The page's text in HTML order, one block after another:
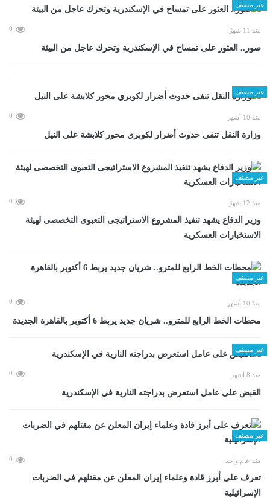
غير مصنف
منذ 11 شهرًا 0
صور.. العثور على تمساح في الإسكندرية وتحرك عاجل من البيئة
غير مصنف
منذ 10 أشهر 0
وزارة النقل تنفى حدوث أضرار لكوبري محور كلابشة على النيل
غير مصنف
منذ 12 شهرًا 0
وزير الدفاع يشهد تنفيذ المشروع الاستراتيجى التعبوى التخصصى لهيئة
الاستخبارات العسكرية
غير مصنف
منذ 10 أشهر 0
محطات الخط الرابع للمترو.. شريان جديد يربط 6 أكتوبر بالقاهرة الجديدة
غير مصنف
منذ 8 أشهر 0
القبض على عامل استعرض بدراجته النارية في الإسكندرية
غير مصنف
منذ عام واحد 0
تعرف على أبرز قادة وعلماء إيران المعلن عن مقتلهم في الضربات
الإسرائيلية